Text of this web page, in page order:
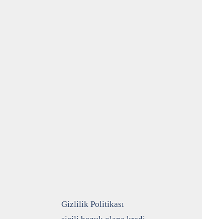
Gizlilik Politikası